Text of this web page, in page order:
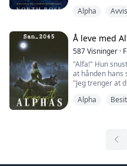
kvelden da de
var sikker på at
Det var ikke
Alpha
Å leve med
587Visninger ·
"Alfa!" Hun
at hånden hans
"Jeg trenger at
over huden
"Nei, de
rullet hodet
Alpha